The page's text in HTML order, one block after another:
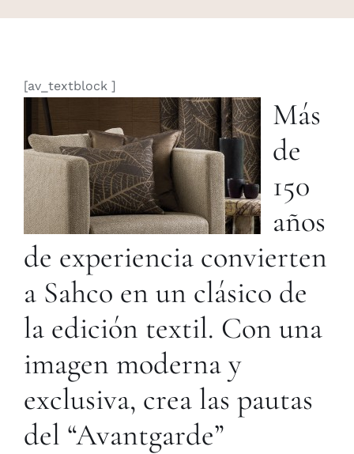
[av_textblock ]
Más
de
150
años
de experiencia convierten
a Sahco en un clásico de
la edición textil. Con una
imagen moderna y
exclusiva, crea las pautas
del “Avantgarde”